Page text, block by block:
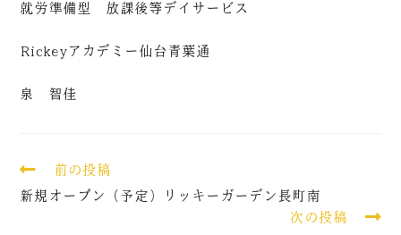
就労準備型 放課後等デイサービス
Rickeyアカデミー仙台青葉通
泉 智佳
前の投稿
新規オープン（予定）リッキーガーデン長町南
次の投稿